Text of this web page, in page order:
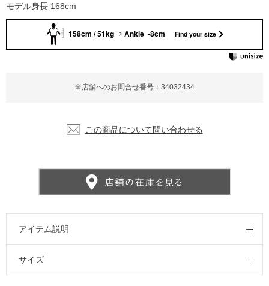
※店舗へのお問合せ番号：34032434
この商品について問い合わせる
モデル身長 168cm
アイテム説明
サイズ
158cm / 51kg Ankle -8cm Find your size